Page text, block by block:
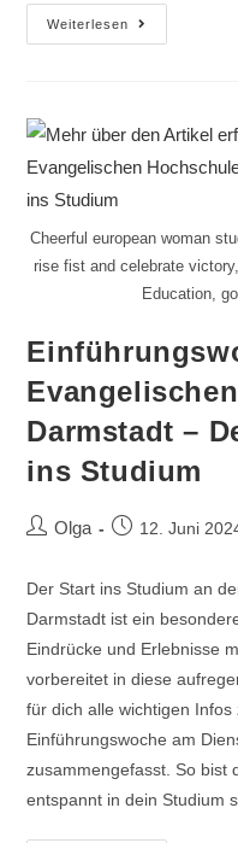
Weiterlesen
Cheerful european woman
rise fist and celebrate
Education,
Darmstadt –
ins Studium
Olga 12. Juni
Der Start ins Studium an
Darmstadt ist ein
Eindrücke und Erlebnisse
vorbereitet in diese
für dich alle wichtigen
Einführungswoche am
zusammengefasst. So bist
entspannt in dein Studium